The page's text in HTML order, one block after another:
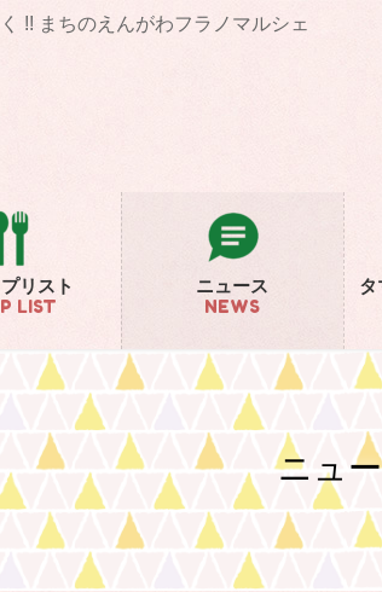
!! まちのえんがわフラノマルシェ
リスト
LIST
ニュース
NEWS
タ
ニュ